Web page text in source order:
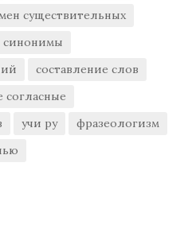
существительных
синонимы
составление слов
согласные
учи ру
фразеологизм